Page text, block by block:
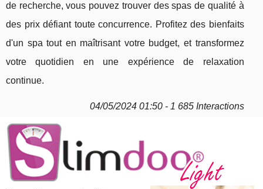
de recherche, vous pouvez trouver des spas de qualité à
des prix défiant toute concurrence. Profitez des bienfaits
d'un spa tout en maîtrisant votre budget, et transformez
votre quotidien en une expérience de relaxation
continue.
04/05/2024 01:50 - 1 685 Interactions